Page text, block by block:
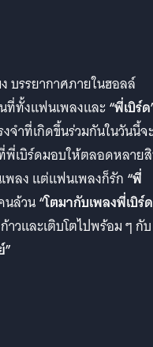
บรรยากาศภายในฮอลล์
ที่ทั้งแฟนเพลงและ“พี่เบิร์
จำที่เกิดขึ้นร่วมกันในวันนี้จ
พี่เบิร์ดมอบให้ตลอดหลาย
พลง แต่แฟนเพลงก็รัก “พี่
นล้วน“โตมากับเพลงพี่เบิร์
วและเติบโตไปพร้อม ๆ กับ